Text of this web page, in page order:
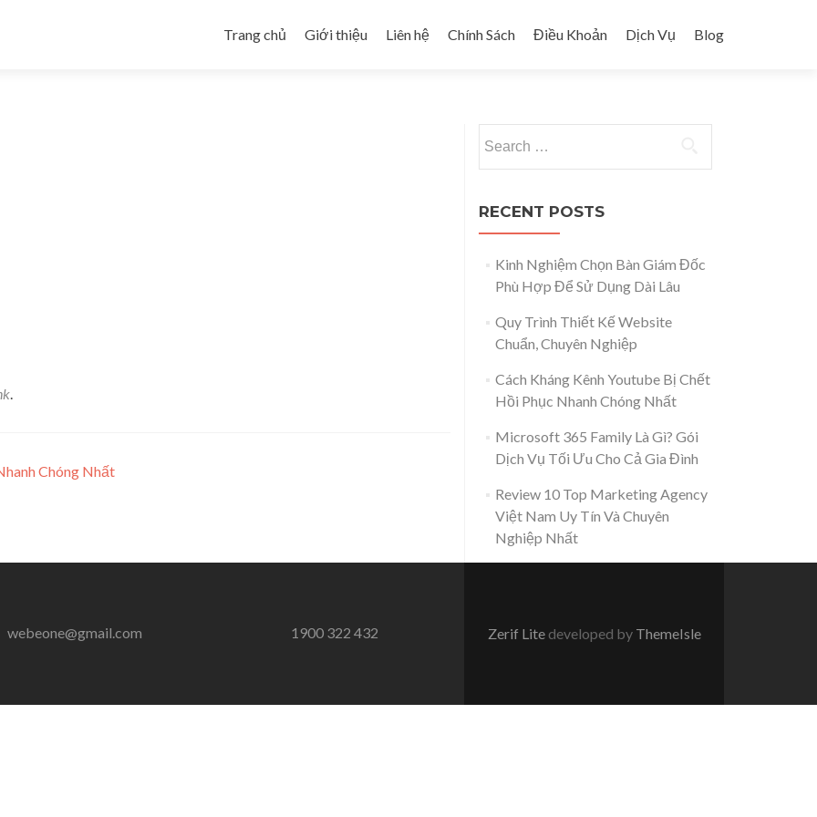
Trang chủ
Giới thiệu Liên hệ Chính Sách Điều Khoản Dịch Vụ Blog
.
Chóng Nhất
RECENT POSTS
Kinh Nghiệm Chọn Bàn Giám Đốc
Phù Hợp Để Sử Dụng Dài Lâu
Quy Trình Thiết Kế Website
Chuẩn, Chuyên Nghiệp
Cách Kháng Kênh Youtube Bị Chết
Hồi Phục Nhanh Chóng Nhất
Microsoft 365 Family Là Gì? Gói
Dịch Vụ Tối Ưu Cho Cả Gia Đình
Review 10 Top Marketing Agency
Việt Nam Uy Tín Và Chuyên
Nghiệp Nhất
webeone@gmail.com 1900 322 432 Zerif Lite developed by ThemeIsle